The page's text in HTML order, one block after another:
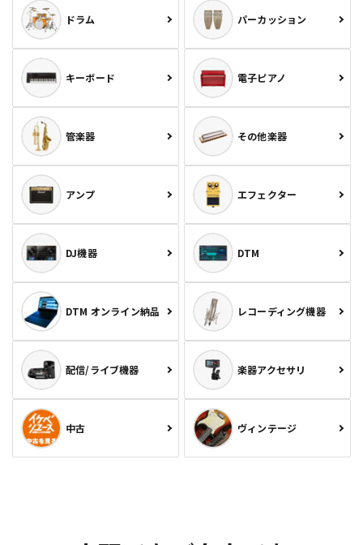
ドラム パーカッション
キーボード 電子ピアノ
管楽器 その他楽器
アンプ エフェクター
DJ機器 DTM
DTM オンライン納品 レコーディング機器
配信/ライブ機器 楽器アクセサリ
中古 ヴィンテージ